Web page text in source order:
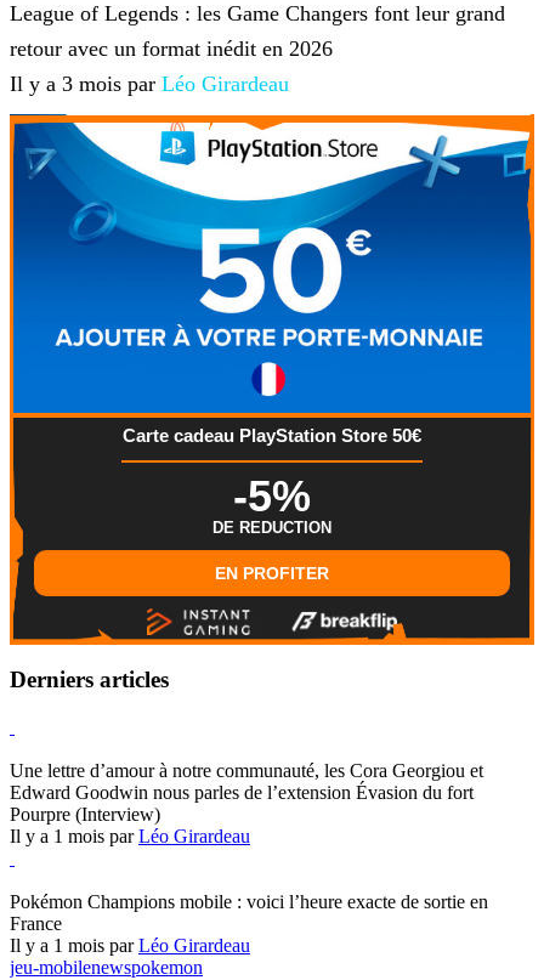
League of Legends : les Game Changers font leur grand
retour avec un format inédit en 2026
Il y a 3 mois par Léo Girardeau
Carte cadeau PlayStation Store 50€
-5%
DE REDUCTION
EN PROFITER
Derniers articles
Une lettre d’amour à notre communauté, les Cora Georgiou et
Edward Goodwin nous parles de l’extension Évasion du fort
Pourpre (Interview)
Il y a 1 mois parLéo Girardeau
Pokémon Champions mobile : voici l’heure exacte de sortie en
France
Il y a 1 mois parLéo Girardeau
jeu-mobilenewspokemon